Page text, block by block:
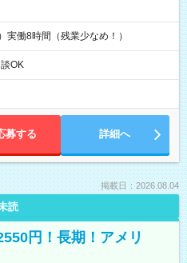
働8時間（残業少なめ！）
OK
募する 詳細へ
掲載日：2026.08.04
読
円！長期！アメリ